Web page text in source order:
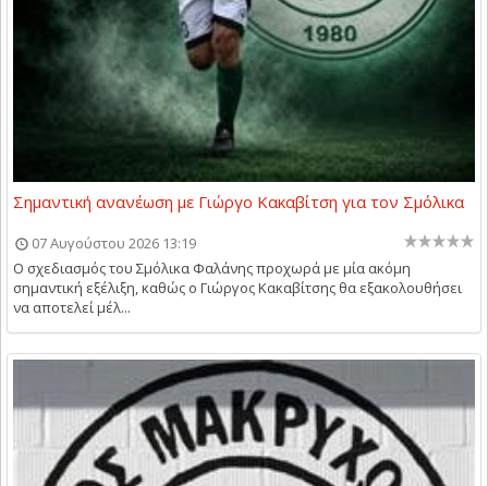
Σημαντική ανανέωση με Γιώργο Κακαβίτση για τον Σμόλικα
07 Αυγούστου 2026 13:19
Ο σχεδιασμός του Σμόλικα Φαλάνης προχωρά με μία ακόμη
σημαντική εξέλιξη, καθώς ο Γιώργος Κακαβίτσης θα εξακολουθήσει
να αποτελεί μέλ...